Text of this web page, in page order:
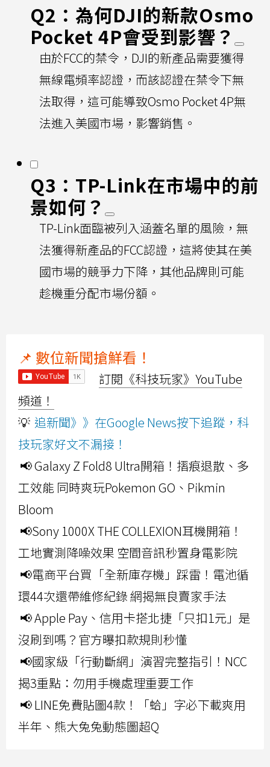
Q2：為何DJI的新款Osmo
Pocket 4P會受到影響？
由於FCC的禁令，DJI的新產品需要獲得
無線電頻率認證，而該認證在禁令下無
法取得，這可能導致Osmo Pocket 4P無
法進入美國市場，影響銷售。
Q3：TP-Link在市場中的前
景如何？
TP-Link面臨被列入涵蓋名單的風險，無
法獲得新產品的FCC認證，這將使其在美
國市場的競爭力下降，其他品牌則可能
趁機重分配市場份額。
📌 數位新聞搶鮮看！
訂閱《科技玩家》YouTube
頻道！
💡 追新聞》》在Google News按下追蹤，科
技玩家好文不漏接！
📢 Galaxy Z Fold8 Ultra開箱！摺痕退散、多
工效能 同時爽玩Pokemon GO、Pikmin
Bloom
📢Sony 1000X THE COLLEXION耳機開箱！
工地實測降噪效果 空間音訊秒置身電影院
📢電商平台買「全新庫存機」踩雷！電池循
環44次還帶維修紀錄 網揭無良賣家手法
📢 Apple Pay、信用卡搭北捷「只扣1元」是
沒刷到嗎？官方曝扣款規則秒懂
📢國家級「行動斷網」演習完整指引！NCC
揭3重點：勿用手機處理重要工作
📢 LINE免費貼圖4款！「蛤」字必下載爽用
半年、熊大兔兔動態圖超Q